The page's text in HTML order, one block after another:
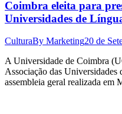
Coimbra eleita para
Universidades de
CulturaBy Marketing20 de
A Universidade de Coimbra
Associação das
assembleia geral realizada em